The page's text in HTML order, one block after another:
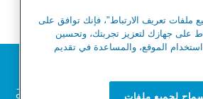
شروط الاستخدام
من عمليات الاحتيال
خريطة الموقع
الارتباط لتحسين تجربة التصفح
ملفات تعريف الارتباط"، فإنك توافق على
على جهازك لتعزيز تجربتك، وتحسين
الموقع، والمساعدة في تقديم
لجميع ملفات